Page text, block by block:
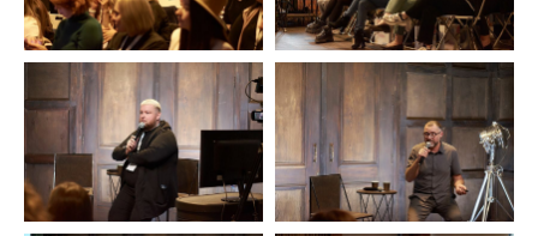
мы в VK:
ate_community
Бренд SASHA CHAYKINA
Курсы от Александры Чайкиной и ее команды
Партнеры
* Instagram — продукт компании Meta, которая признана экстремистской организацией